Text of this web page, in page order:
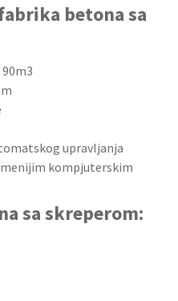
betona sa
upravljanja
kompjuterskim
sa skreperom: